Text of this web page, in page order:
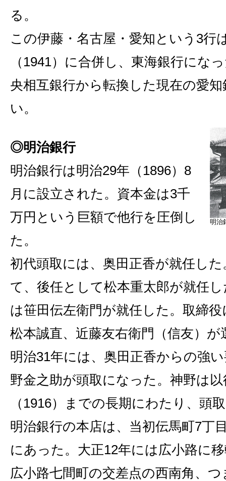
る。
この伊藤・名古屋・愛知という3行
（1941）に合併し、東海銀行にな
央相互銀行から転換した現在の愛
い。
明治
◎明治銀行
明治銀行は明治29年（1896）8
月に設立された。資本金は3千
万円という巨額で他行を圧倒し
た。
初代頭取には、奥田正香が就任し
て、後任として松本重太郎が就任
は笹田伝左衛門が就任した。取締
松本誠直、近藤友右衛門（信友）が
明治31年には、奥田正香からの強
野金之助が頭取になった。神野は
（1916）までの長期にわたり、頭
明治銀行の本店は、当初伝馬町7丁
にあった。大正12年には広小路に
広小路七間町の交差点の西南角、